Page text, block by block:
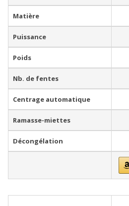
Matière
Puissance
Poids
Nb. de fentes
Centrage automatique
Ramasse-miettes
Décongélation